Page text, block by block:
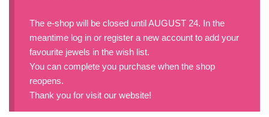
The e-shop will be closed until AUGUST 24. In the
meantime log in or register a new account to add your
favourite jewels in the wish list.
You can complete you purchase when the shop
reopens.
Thank you for visit our website!